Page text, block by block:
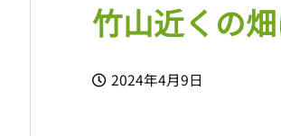
竹山近くの
2024年4月9日